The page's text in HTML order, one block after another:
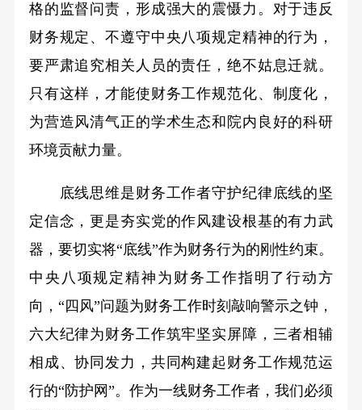
格的监督问责，形成强大的震慑力。对于违反
财务规定、不遵守中央八项规定精神的行为，
要严肃追究相关人员的责任，绝不姑息迁就。
只有这样，才能使财务工作规范化、制度化，
为营造风清气正的学术生态和院内良好的科研
环境贡献力量。
底线思维是财务工作者守护纪律底线的坚
定信念，更是夯实党的作风建设根基的有力武
器，要切实将“底线”作为财务行为的刚性约束。
中央八项规定精神为财务工作指明了行动方
向，“四风”问题为财务工作时刻敲响警示之钟，
六大纪律为财务工作筑牢坚实屏障，三者相辅
相成、协同发力，共同构建起财务工作规范运
行的“防护网”。作为一线财务工作者，我们必须